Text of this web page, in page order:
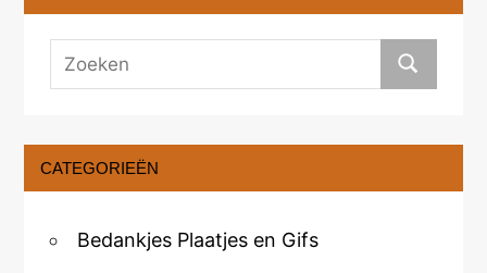
CATEGORIEËN
Bedankjes Plaatjes en Gifs